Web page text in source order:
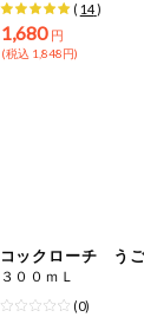
( 14)
1,680 円
(税込 1,848円)
コックローチ う
３００ｍＬ
(0)